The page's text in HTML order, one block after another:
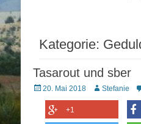
Kategorie:
Tasarout und sber
Posted20. Mai 2018 AutorStefanie
+1